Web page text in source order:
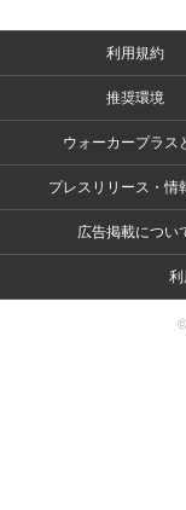
利用規約
推奨環境
ウォーカープラス
プレスリリース・情
広告掲載につい